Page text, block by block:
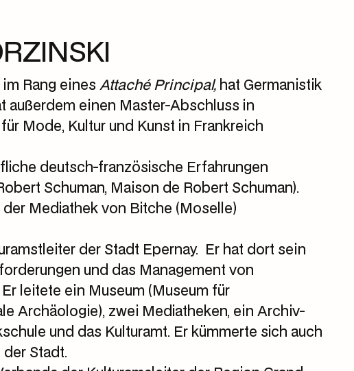
Rang eines Attaché Principal, hat Germanistik
außerdem einen Master-Abschluss in
Mode, Kultur und Kunst in Frankreich
deutsch-französische Erfahrungen
Schuman, Maison de Robert Schuman).
Mediathek von Bitche (Moselle)
der Stadt Epernay. Er hat dort sein
und das Management von
leitete ein Museum (Museum für
Archäologie), zwei Mediatheken, ein Archiv-
und das Kulturamt. Er kümmerte sich auch
Stadt.